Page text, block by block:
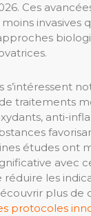
Ces
invasives
s’intéressent
traitements
anti-
études ont
avec
les
plus de
protocoles